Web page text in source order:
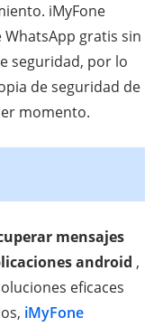
iMyFone
WhatsApp gratis sin
seguridad, por lo
de seguridad de
momento.
mensajes
android ,
eficaces
iMyFone